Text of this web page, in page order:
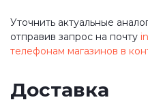
Уточнить актуальные
отправив запрос на почту
телефонам магазинов в
Доставка